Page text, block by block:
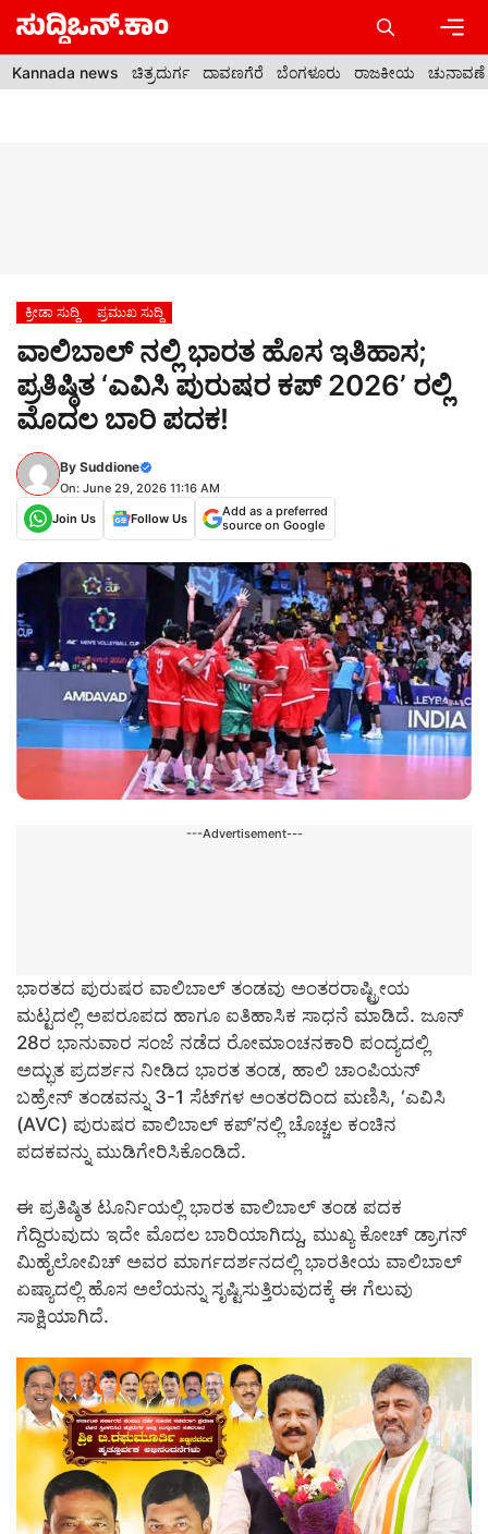
Skip
content
Kannada news ಚಿತ್ರದುರ್ಗ ದಾವಣಗೆರೆ ಬೆಂಗಳೂರು ರಾಜಕೀಯ ಚುನಾವಣೆ
ಕ್ರೀಡಾ ಸುದ್ದಿ ಪ್ರಮುಖ ಸುದ್ದಿ
ವಾಲಿಬಾಲ್‌ ನಲ್ಲಿ ಭಾರತ ಹೊಸ ಇತಿಹಾಸ;
ಪ್ರತಿಷ್ಠಿತ ‘ಎವಿಸಿ ಪುರುಷರ ಕಪ್ 2026’ ರಲ್ಲಿ
ಮೊದಲ ಬಾರಿ ಪದಕ!
By Suddione
On: June 29, 2026 11:16 AM
Join Us
Follow Us
Add as a preferred
source on Google
---Advertisement---
ಭಾರತದ ಪುರುಷರ ವಾಲಿಬಾಲ್ ತಂಡವು ಅಂತರರಾಷ್ಟ್ರೀಯ
ಮಟ್ಟದಲ್ಲಿ ಅಪರೂಪದ ಹಾಗೂ ಐತಿಹಾಸಿಕ ಸಾಧನೆ ಮಾಡಿದೆ. ಜೂನ್
28ರ ಭಾನುವಾರ ಸಂಜೆ ನಡೆದ ರೋಮಾಂಚನಕಾರಿ ಪಂದ್ಯದಲ್ಲಿ
ಅದ್ಭುತ ಪ್ರದರ್ಶನ ನೀಡಿದ ಭಾರತ ತಂಡ, ಹಾಲಿ ಚಾಂಪಿಯನ್
ಬಹ್ರೇನ್ ತಂಡವನ್ನು 3-1 ಸೆಟ್‌ಗಳ ಅಂತರದಿಂದ ಮಣಿಸಿ, ‘ಎವಿಸಿ
(AVC) ಪುರುಷರ ವಾಲಿಬಾಲ್ ಕಪ್’ನಲ್ಲಿ ಚೊಚ್ಚಲ ಕಂಚಿನ
ಪದಕವನ್ನು ಮುಡಿಗೇರಿಸಿಕೊಂಡಿದೆ.
ಈ ಪ್ರತಿಷ್ಠಿತ ಟೂರ್ನಿಯಲ್ಲಿ ಭಾರತ ವಾಲಿಬಾಲ್ ತಂಡ ಪದಕ
ಗೆದ್ದಿರುವುದು ಇದೇ ಮೊದಲ ಬಾರಿಯಾಗಿದ್ದು, ಮುಖ್ಯ ಕೋಚ್ ಡ್ರಾಗನ್
ಮಿಹೈಲೋವಿಚ್ ಅವರ ಮಾರ್ಗದರ್ಶನದಲ್ಲಿ ಭಾರತೀಯ ವಾಲಿಬಾಲ್
ಏಷ್ಯಾದಲ್ಲಿ ಹೊಸ ಅಲೆಯನ್ನು ಸೃಷ್ಟಿಸುತ್ತಿರುವುದಕ್ಕೆ ಈ ಗೆಲುವು
ಸಾಕ್ಷಿಯಾಗಿದೆ.